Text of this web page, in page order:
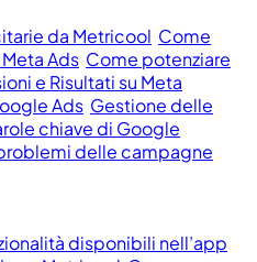
da Metricool Come
Ads Come potenziare
e Risultati su Meta
Ads Gestione delle
chiave di Google
delle campagne
disponibili nell’app